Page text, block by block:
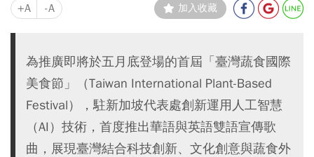
+A -A 加入收藏
為推廣即將於五月底登場的首屆「臺灣蔬食國際
美食節」（Taiwan International Plant-Based
Festival），駐新加坡代表處創新運用人工智慧
（AI）技術，首度推出華語與英語雙語宣傳歌
曲，展現臺灣結合科技創新、文化創意與蔬食外